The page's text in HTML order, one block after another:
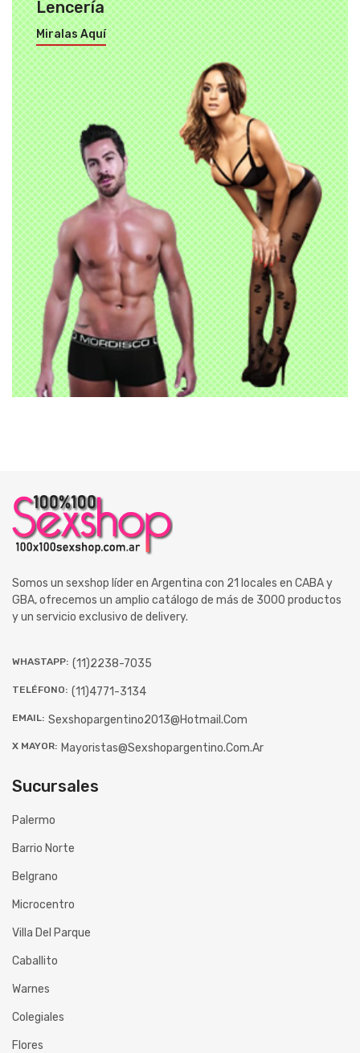
Lencería
Miralas Aquí
Somos un sexshop líder en Argentina con 21 locales en CABA y
GBA, ofrecemos un amplio catálogo de más de 3000 productos
y un servicio exclusivo de delivery.
WHASTAPP: (11)2238-7035
TELÉFONO: (11)4771-3134
EMAIL: Sexshopargentino2013@hotmail.com
X MAYOR: Mayoristas@sexshopargentino.com.ar
Sucursales
Palermo
Barrio Norte
Belgrano
Microcentro
Villa Del Parque
Caballito
Warnes
Colegiales
Flores